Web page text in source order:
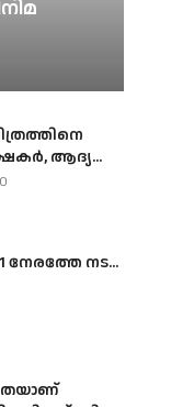
ആദ്യ...
1 നേരത്തേ നട...